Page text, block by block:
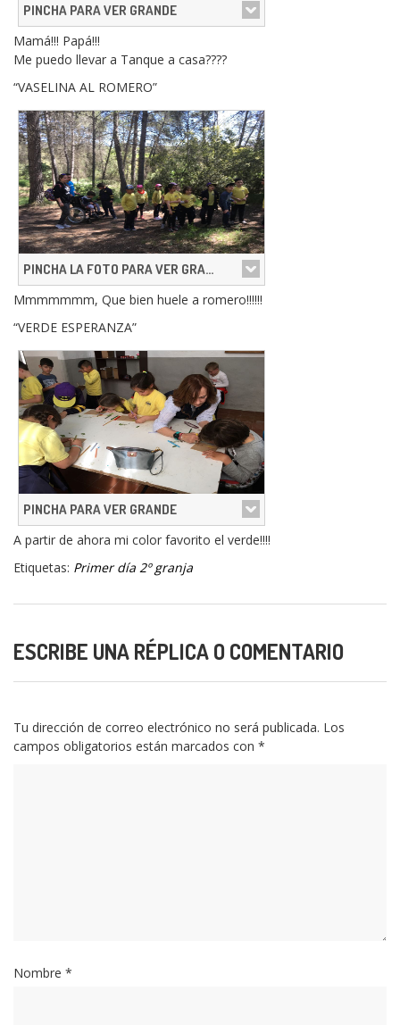
PINCHA PARA VER GRANDE
Mamá!!! Papá!!!
Me puedo llevar a Tanque a casa????
“VASELINA AL ROMERO”
PINCHA LA FOTO PARA VER GRANDE
Mmmmmmm, Que bien huele a romero!!!!!!
“VERDE ESPERANZA”
PINCHA PARA VER GRANDE
A partir de ahora mi color favorito el verde!!!!
Etiquetas: Primer día 2º granja
ESCRIBE UNA RÉPLICA O COMENTARIO
Tu dirección de correo electrónico no será publicada. Los
campos obligatorios están marcados con *
Nombre *